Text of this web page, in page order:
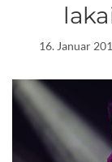
16. Januar